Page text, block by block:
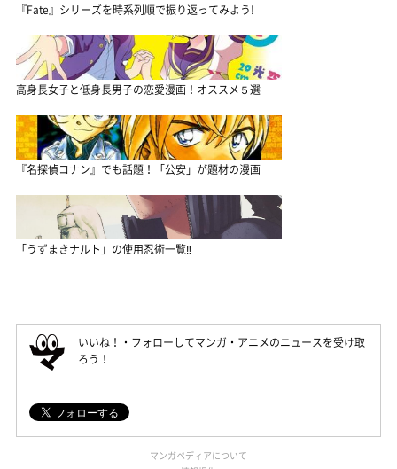
『Fate』シリーズを時系列順で振り返ってみよう!
高身長女子と低身長男子の恋愛漫画！オススメ５選
『名探偵コナン』でも話題！「公安」が題材の漫画
「うずまきナルト」の使用忍術一覧‼
いいね！・フォローしてマンガ・アニメのニュースを受け取
ろう！
マンガペディアについて